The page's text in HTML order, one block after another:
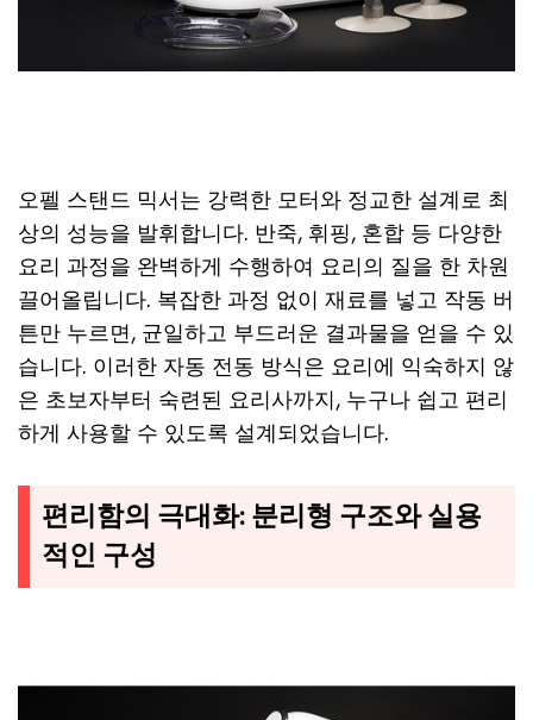
오펠 스탠드 믹서는 강력한 모터와 정교한 설계로 최
상의 성능을 발휘합니다. 반죽, 휘핑, 혼합 등 다양한
요리 과정을 완벽하게 수행하여 요리의 질을 한 차원
끌어올립니다. 복잡한 과정 없이 재료를 넣고 작동 버
튼만 누르면, 균일하고 부드러운 결과물을 얻을 수 있
습니다. 이러한 자동 전동 방식은 요리에 익숙하지 않
은 초보자부터 숙련된 요리사까지, 누구나 쉽고 편리
하게 사용할 수 있도록 설계되었습니다.
편리함의 극대화: 분리형 구조와 실용
적인 구성